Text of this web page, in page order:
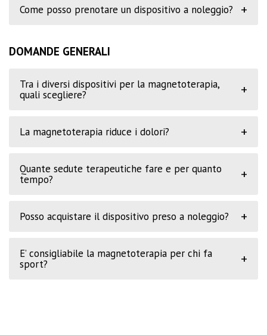
Come posso prenotare un dispositivo a noleggio? +
DOMANDE GENERALI
Tra i diversi dispositivi per la magnetoterapia,
quali scegliere?
+
La magnetoterapia riduce i dolori? +
Quante sedute terapeutiche fare e per quanto
tempo?
+
Posso acquistare il dispositivo preso a noleggio? +
E’ consigliabile la magnetoterapia per chi fa
sport?
+